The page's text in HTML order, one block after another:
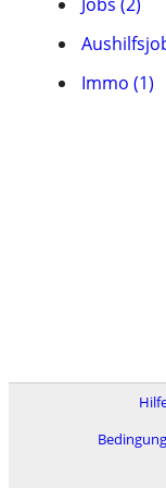
Immo (1)